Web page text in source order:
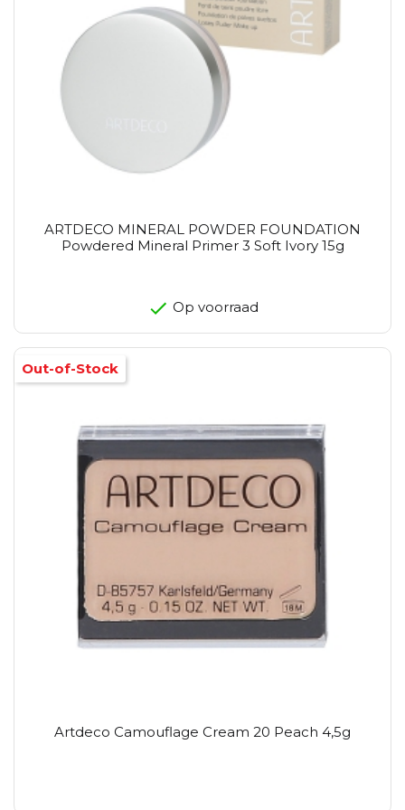
ARTDECO MINERAL POWDER FOUNDATION
Powdered Mineral Primer 3 Soft Ivory 15g
Op voorraad
Artdeco Camouflage Cream 20 Peach 4,5g
Out-of-Stock